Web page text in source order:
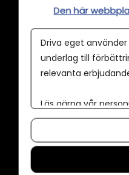
Våra
Den här
Driva eget
underlag till
relevanta
Läs gärna vår
Om du vill ändra